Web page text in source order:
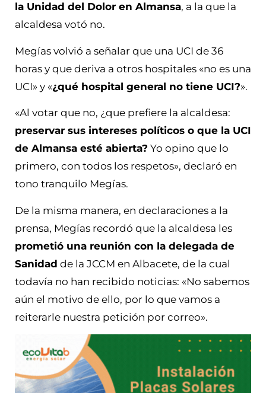
la Unidad del Dolor en Almansa, a la que la
alcaldesa votó no.
Megías volvió a señalar que una UCI de 36
horas y que deriva a otros hospitales «no es una
UCI» y «¿qué hospital general no tiene UCI?».
«Al votar que no, ¿que prefiere la alcaldesa:
preservar sus intereses políticos o que la UCI
de Almansa esté abierta? Yo opino que lo
primero, con todos los respetos», declaró en
tono tranquilo Megías.
De la misma manera, en declaraciones a la
prensa, Megías recordó que la alcaldesa les
prometió una reunión con la delegada de
Sanidad de la JCCM en Albacete, de la cual
todavía no han recibido noticias: «No sabemos
aún el motivo de ello, por lo que vamos a
reiterarle nuestra petición por correo».